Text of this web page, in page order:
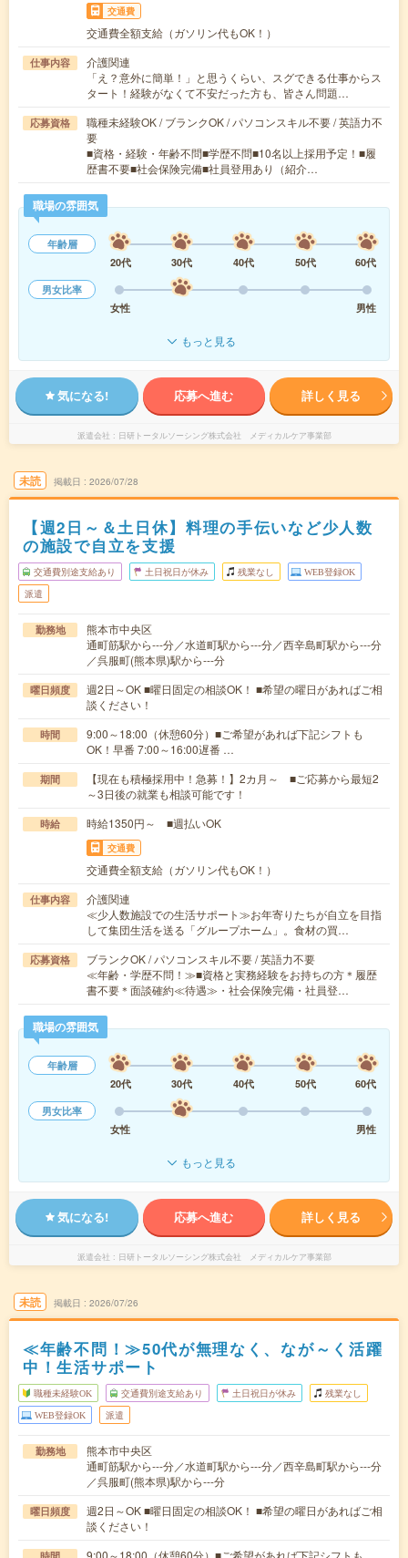
交通費
交通費全額支給（ガソリン代もOK！）
仕事内容
介護関連
「え？意外に簡単！」と思うくらい、スグできる仕事からス
タート！経験がなくて不安だった方も、皆さん問題…
応募資格
職種未経験OK / ブランクOK / パソコンスキル不要 / 英語力不
要
■資格・経験・年齢不問■学歴不問■10名以上採用予定！■履
歴書不要■社会保険完備■社員登用あり（紹介…
職場の雰囲気
年齢層
20代
30代 40代 50代
60代
男女比率
女性
男性
もっと見る
気になる! 応募へ進む 詳しく見る
派遣会社 日研トータルソーシング株式会社 メディカルケア事業部
未読 掲載日 2026/07/28
【週2日～＆土日休】料理の手伝いなど少人数
の施設で自立を支援
交通費別途支給あり 土日祝日が休み 残業なし WEB登録OK
派遣
勤務地
熊本市中央区
通町筋駅から---分／水道町駅から---分／西辛島町駅から---分
／呉服町(熊本県)駅から---分
曜日頻度
週2日～OK ■曜日固定の相談OK！ ■希望の曜日があればご相
談ください！
時間
9:00～18:00（休憩60分）■ご希望があれば下記シフトも
OK！早番 7:00～16:00遅番 …
期間
【現在も積極採用中！急募！】2カ月～ ■ご応募から最短2
～3日後の就業も相談可能です！
時給 時給1350円～ ■週払いOK
交通費
交通費全額支給（ガソリン代もOK！）
仕事内容
介護関連
≪少人数施設での生活サポート≫お年寄りたちが自立を目指
して集団生活を送る「グループホーム」。食材の買…
応募資格
ブランクOK / パソコンスキル不要 / 英語力不要
≪年齢・学歴不問！≫■資格と実務経験をお持ちの方＊履歴
書不要＊面談確約≪待遇≫・社会保険完備・社員登…
職場の雰囲気
年齢層
20代
30代 40代 50代
60代
男女比率
女性
男性
もっと見る
気になる! 応募へ進む 詳しく見る
派遣会社 日研トータルソーシング株式会社 メディカルケア事業部
未読 掲載日 2026/07/26
≪年齢不問！≫50代が無理なく、なが～く活躍
中！生活サポート
職種未経験OK 交通費別途支給あり 土日祝日が休み 残業なし
WEB登録OK 派遣
勤務地
熊本市中央区
通町筋駅から---分／水道町駅から---分／西辛島町駅から---分
／呉服町(熊本県)駅から---分
曜日頻度
週2日～OK ■曜日固定の相談OK！ ■希望の曜日があればご相
談ください！
9:00～18:00（休憩60分）■ご希望があれば下記シフトも